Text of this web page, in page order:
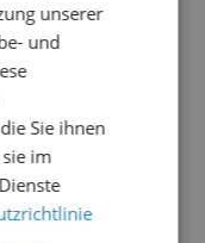
unserer
und
Sie ihnen
im